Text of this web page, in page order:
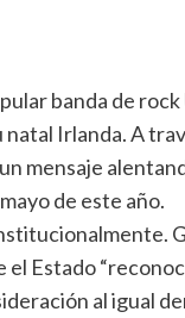
banda de
Irlanda. A
mensaje
de este año.
Estado
al igual